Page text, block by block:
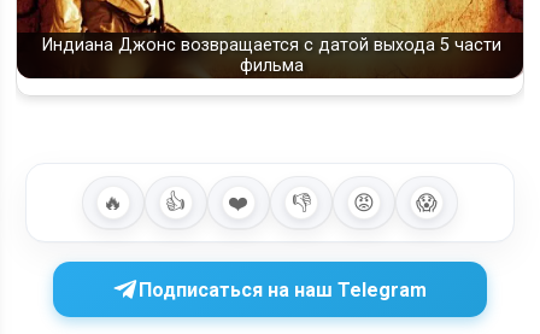
Индиана Джонс возвращается с датой выхода 5 части
фильма
🔥 👍 ❤️ 👎 😡 😱
Подписаться на наш Telegram